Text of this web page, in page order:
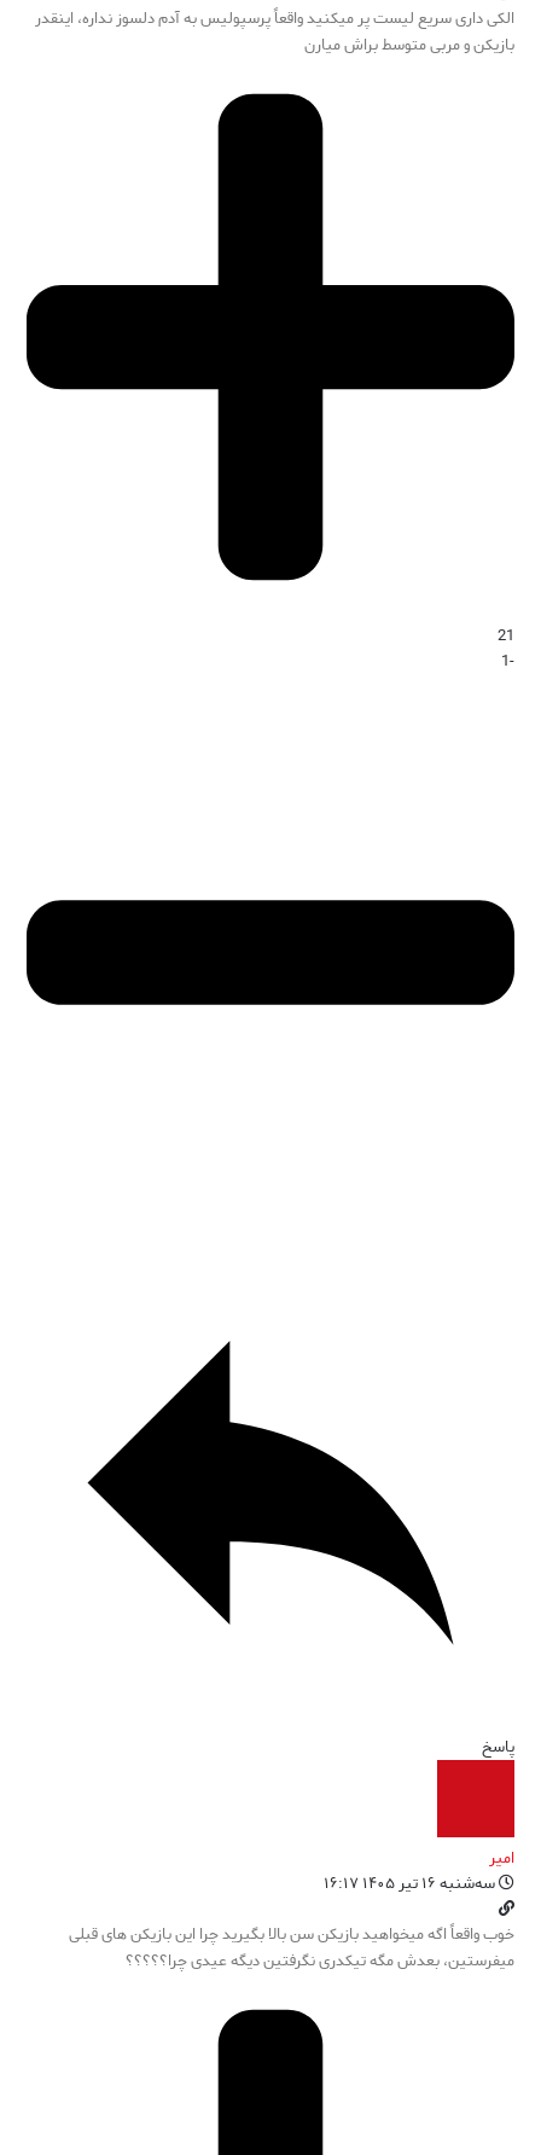
الکی داری سریع لیست پر میکنید واقعاً پرسپولیس به آدم دلسوز نداره، اینقدر
بازیکن و مربی متوسط براش میارن
21
-1
پاسخ
امیر
سه‌شنبه ۱۶ تیر ۱۴۰۵ ۱۶:۱۷
خوب واقعاً اگه میخواهید بازیکن سن بالا بگیرید چرا این بازیکن های قبلی
میفرستین، بعدش مگه تیکدری نگرفتین دیگه عیدی چرا؟؟؟؟؟